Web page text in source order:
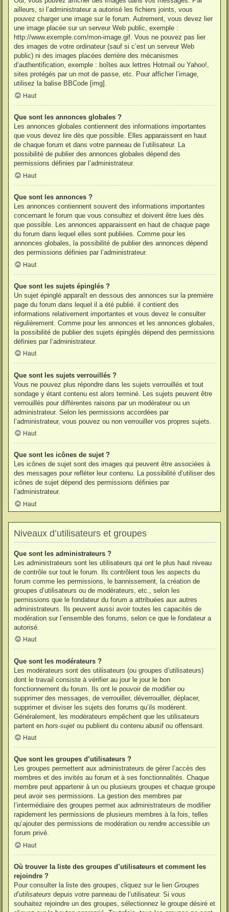
ailleurs, si l’administrateur a autorisé les fichiers joints, vous
pouvez charger une image sur le forum. Autrement, vous devez lier
une image placée sur un serveur Web public, exemple :
http://www.exemple.com/mon-image.gif. Vous ne pouvez pas lier
des images de votre ordinateur (sauf si c’est un serveur Web
public) ni des images placées derrière des mécanismes
d’authentification, exemple : boîtes aux lettres Hotmail ou Yahoo!,
sites protégés par un mot de passe, etc. Pour afficher l’image,
utilisez la balise BBCode [img].
Haut
Que sont les annonces globales ?
Les annonces globales contiennent des informations importantes
que vous devez lire dès que possible. Elles apparaissent en haut
de chaque forum et dans votre panneau de l’utilisateur. La
possibilité de publier des annonces globales dépend des
permissions définies par l’administrateur.
Haut
Que sont les annonces ?
Les annonces contiennent souvent des informations importantes
concernant le forum que vous consultez et doivent être lues dès
que possible. Les annonces apparaissent en haut de chaque page
du forum dans lequel elles sont publiées. Comme pour les
annonces globales, la possibilité de publier des annonces dépend
des permissions définies par l’administrateur.
Haut
Que sont les sujets épinglés ?
Un sujet épinglé apparaît en dessous des annonces sur la première
page du forum dans lequel il a été publié. il contient des
informations relativement importantes et vous devez le consulter
régulièrement. Comme pour les annonces et les annonces globales,
la possibilité de publier des sujets épinglés dépend des permissions
définies par l’administrateur.
Haut
Que sont les sujets verrouillés ?
Vous ne pouvez plus répondre dans les sujets verrouillés et tout
sondage y étant contenu est alors terminé. Les sujets peuvent être
verrouillés pour différentes raisons par un modérateur ou un
administrateur. Selon les permissions accordées par
l’administrateur, vous pouvez ou non verrouiller vos propres sujets.
Haut
Que sont les icônes de sujet ?
Les icônes de sujet sont des images qui peuvent être associées à
des messages pour refléter leur contenu. La possibilité d’utiliser des
icônes de sujet dépend des permissions définies par
l’administrateur.
Haut
Niveaux d’utilisateurs et groupes
Que sont les administrateurs ?
Les administrateurs sont les utilisateurs qui ont le plus haut niveau
de contrôle sur tout le forum. Ils contrôlent tous les aspects du
forum comme les permissions, le bannissement, la création de
groupes d’utilisateurs ou de modérateurs, etc., selon les
permissions que le fondateur du forum a attribuées aux autres
administrateurs. Ils peuvent aussi avoir toutes les capacités de
modération sur l’ensemble des forums, selon ce que le fondateur a
autorisé.
Haut
Que sont les modérateurs ?
Les modérateurs sont des utilisateurs (ou groupes d’utilisateurs)
dont le travail consiste à vérifier au jour le jour le bon
fonctionnement du forum. Ils ont le pouvoir de modifier ou
supprimer des messages, de verrouiller, déverrouiller, déplacer,
supprimer et diviser les sujets des forums qu’ils modèrent.
Généralement, les modérateurs empêchent que les utilisateurs
partent en hors-sujet ou publient du contenu abusif ou offensant.
Haut
Que sont les groupes d’utilisateurs ?
Les groupes permettent aux administrateurs de gérer l’accès des
membres et des invités au forum et à ses fonctionnalités. Chaque
membre peut appartenir à un ou plusieurs groupes et chaque groupe
peut avoir ses permissions. La gestion des membres par
l’intermédiaire des groupes permet aux administrateurs de modifier
rapidement les permissions de plusieurs membres à la fois, telles
qu’ajouter des permissions de modération ou rendre accessible un
forum privé.
Haut
Où trouver la liste des groupes d’utilisateurs et comment les
rejoindre ?
Pour consulter la liste des groupes, cliquez sur le lien Groupes
d’utilisateurs depuis votre panneau de l’utilisateur. Si vous
souhaitez rejoindre un des groupes, sélectionnez le groupe désiré et